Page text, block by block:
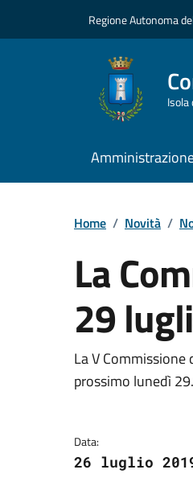
Regione Autonoma
Isola
Home / Novità /
La
29
La V
prossimo lunedì
Data:
26 luglio